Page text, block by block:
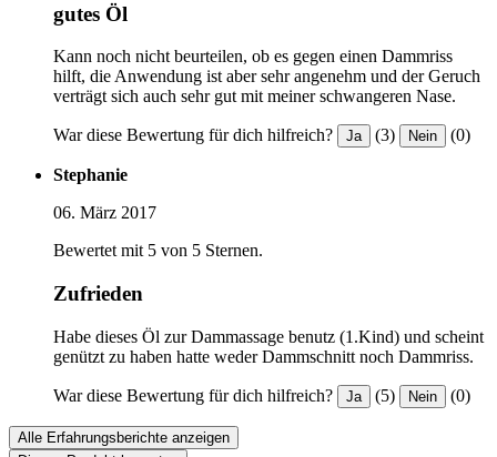
gutes Öl
Kann noch nicht beurteilen, ob es gegen einen Dammriss
hilft, die Anwendung ist aber sehr angenehm und der Geruch
verträgt sich auch sehr gut mit meiner schwangeren Nase.
War diese Bewertung für dich hilfreich? Ja (3) Nein (0)
Stephanie
06. März 2017
Bewertet mit 5 von 5 Sternen.
Zufrieden
Habe dieses Öl zur Dammassage benutz (1.Kind) und scheint
genützt zu haben hatte weder Dammschnitt noch Dammriss.
War diese Bewertung für dich hilfreich? Ja (5) Nein (0)
Alle Erfahrungsberichte anzeigen